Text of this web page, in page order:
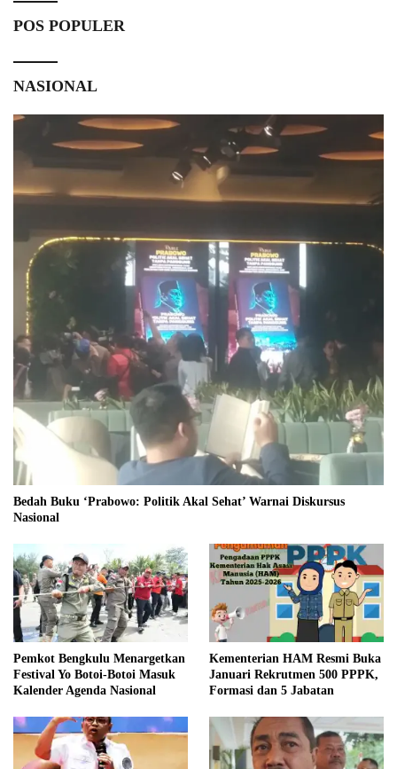
POS POPULER
NASIONAL
Bedah Buku ‘Prabowo: Politik Akal Sehat’ Warnai Diskursus
Nasional
Pemkot Bengkulu Menargetkan
Festival Yo Botoi-Botoi Masuk
Kalender Agenda Nasional
Kementerian HAM Resmi Buka
Januari Rekrutmen 500 PPPK,
Formasi dan 5 Jabatan